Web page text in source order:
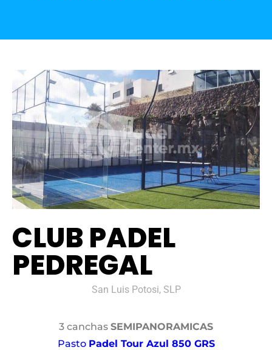
CLUB PADEL
PEDREGAL
San Luis Potosi, SLP
3 canchas SEMIPANORAMICAS
Pasto Padel Tour Azul 850 GRS